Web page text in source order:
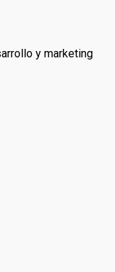
y marketing